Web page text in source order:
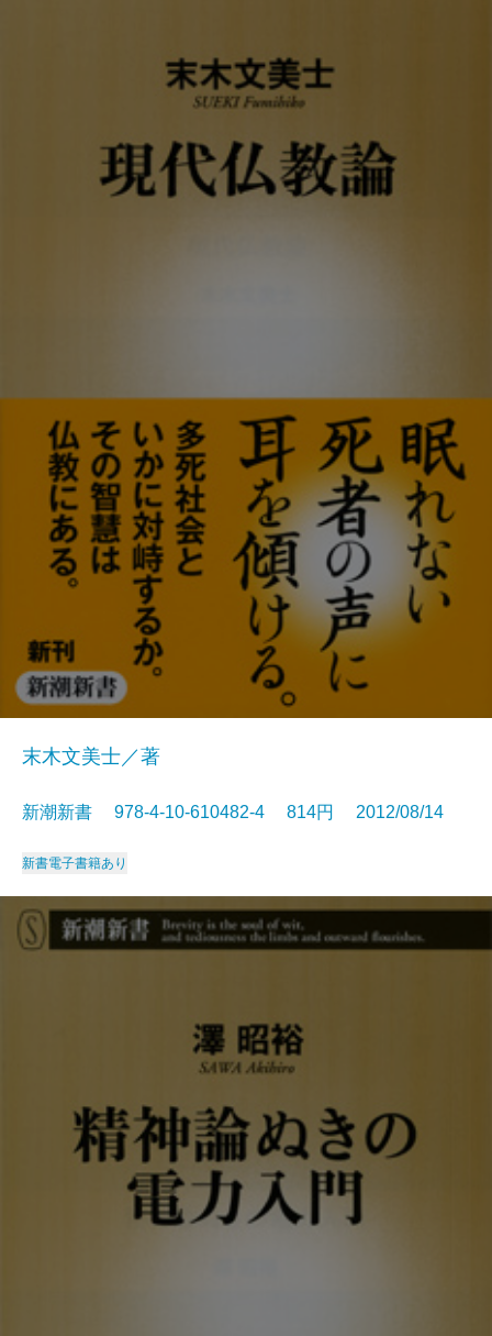
末木文美士／著
新潮新書 978-4-10-610482-4 814円 2012/08/14
新書電子書籍あり